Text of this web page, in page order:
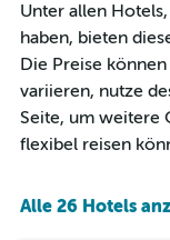
Diagramm
hat
1
X-
Achse,
die
die
Tage
Unter allen
haben, bieten
Die Preise
variieren, nutze
Seite, um weitere
flexibel reisen
Alle 26 Hotels